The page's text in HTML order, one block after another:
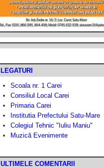
LEGATURI
Scoala nr. 1 Carei
Consiliul Local Carei
Primaria Carei
Institutia Prefectului Satu-Mare
Colegiul Tehnic "Iuliu Maniu"
Muzică Evenimente
ULTIMELE COMENTARII